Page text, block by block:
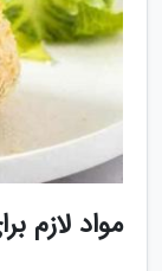
مواد لازم